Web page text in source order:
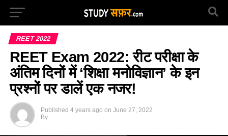
REET 2022
REET Exam 2022: रीट परीक्षा के
अंतिम दिनों में ‘शिक्षा मनोविज्ञान’ के इन
प्रश्नों पर डालें एक नजर!
Published 4 years ago on June 27, 2022
By